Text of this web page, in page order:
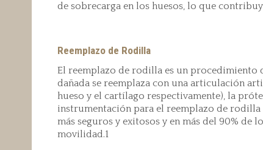
de sobrecarga en los huesos, lo que
Reemplazo de Rodilla
El reemplazo de rodilla es un procedimiento
dañada se reemplaza con una articulación
hueso y el cartílago respectivamente), la
instrumentación para el reemplazo de
más seguros y exitosos y en más del 90%
movilidad.1